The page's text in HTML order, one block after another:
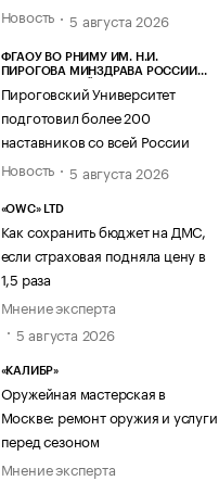
Новость
5 августа 2026
ФГАОУ ВО РНИМУ ИМ. Н.И.
ПИРОГОВА МИНЗДРАВА РОССИИ
Пироговский Университет
подготовил более 200
наставников со всей России
Новость
5 августа 2026
«OWC» LTD
Как сохранить бюджет на ДМС,
если страховая подняла цену в
1,5 раза
Мнение эксперта
5 августа 2026
«КАЛИБР»
Оружейная мастерская в
Москве: ремонт оружия и услуги
перед сезоном
Мнение эксперта